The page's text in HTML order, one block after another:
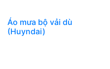
Áo mưa bộ vải dù
(Huyndai)